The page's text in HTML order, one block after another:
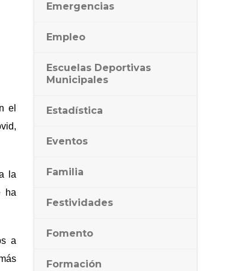
el
la
ha
a
Emergencias
Empleo
Escuelas Deportivas
Municipales
Estadística
Eventos
Familia
Festividades
Fomento
Formación